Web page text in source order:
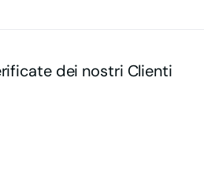
dei nostri Clienti